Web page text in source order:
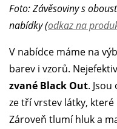
Foto: Závěsoviny s
nabídky (odkaz na
V nabídce máme na
barev i vzorů.
zvané Black Out.
ze tří vrstev látky,
Zároveň tlumí hluk a